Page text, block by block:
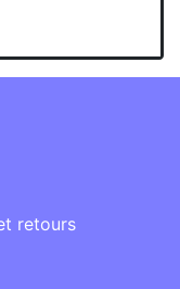
retours